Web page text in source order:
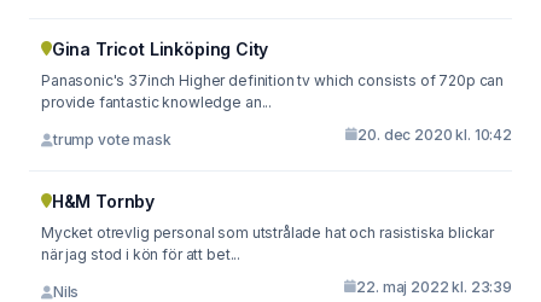
Gina Tricot Linköping City
Panasonic's 37inch Higher definition tv which consists of 720p can
provide fantastic knowledge an...
trump vote mask 20. dec 2020 kl. 10:42
H&M Tornby
Mycket otrevlig personal som utstrålade hat och rasistiska blickar
när jag stod i kön för att bet...
Nils 22. maj 2022 kl. 23:39